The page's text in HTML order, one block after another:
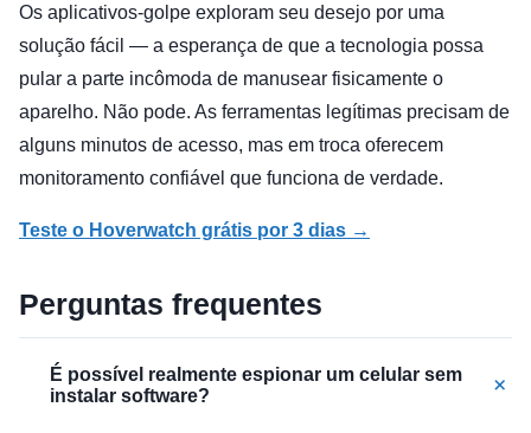
Os aplicativos-golpe exploram seu desejo por uma
solução fácil — a esperança de que a tecnologia possa
pular a parte incômoda de manusear fisicamente o
aparelho. Não pode. As ferramentas legítimas precisam de
alguns minutos de acesso, mas em troca oferecem
monitoramento confiável que funciona de verdade.
Teste o Hoverwatch grátis por 3 dias →
Perguntas frequentes
É possível realmente espionar um celular sem
instalar software?
+